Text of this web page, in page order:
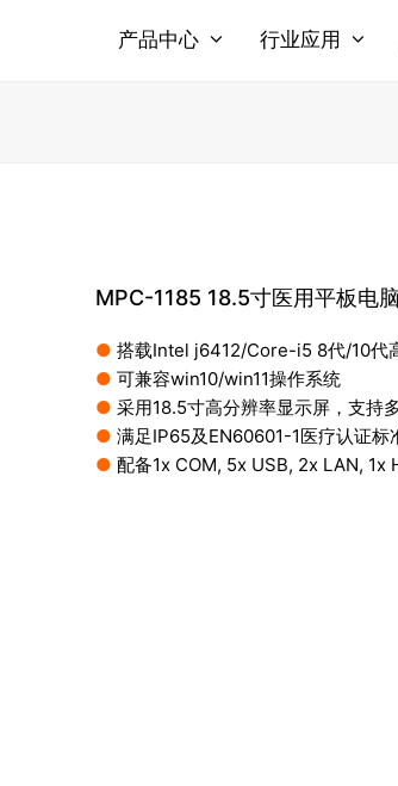
产品中心 行业应用
MPC-1185 18.5寸医用平板电
● 搭载Intel j6412/Core-i5 8代/10代
● 可兼容win10/win11操作系统
● 采用18.5寸高分辨率显示屏，支持
● 满足IP65及EN60601-1医疗认证标
● 配备1x COM, 5x USB, 2x LAN, 1x